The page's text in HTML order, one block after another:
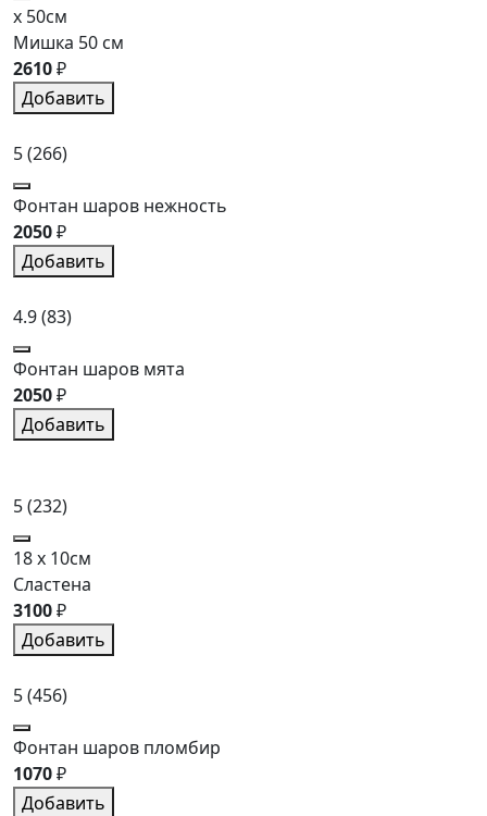
x 50см
Мишка 50 см
2610₽
Добавить
5(266)
Фонтан шаров нежность
2050₽
Добавить
4.9(83)
Фонтан шаров мята
2050₽
Добавить
5(232)
18 x 10см
Сластена
3100₽
Добавить
5(456)
Фонтан шаров пломбир
1070₽
Добавить